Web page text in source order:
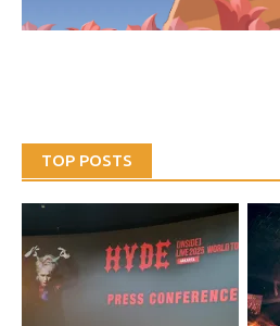
TOP POSTS